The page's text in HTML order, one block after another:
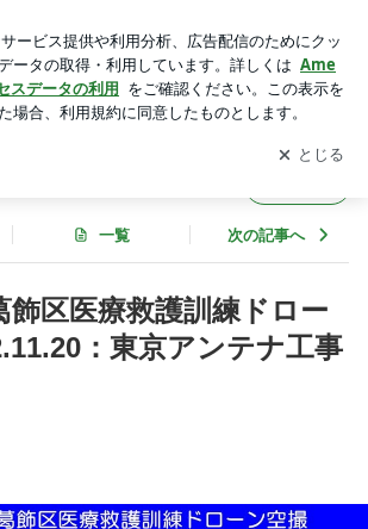
社 | 東京スカイツリーファンクラブブログ
ドして ブログの更新通知
を受け取りまし
開く
一覧 次の記事へ
飾区医療救護訓練ドロー
：東京アンテナ工事